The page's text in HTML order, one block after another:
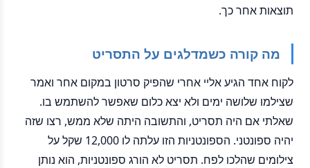
תוצאות אחר כך.
מה קורה כשמדלגים על התסריט
לקוח אחד הגיע אליי אחרי שהפיק סרטון במקום אחר ואמר
שצילמו שלושה ימים ולא יצא כלום שאפשר להשתמש בו.
שאלתי אם היה תסריט, והתשובה היתה שלא ממש, רצו שזה
יהיה ספונטני. הספונטניות הזו עלתה לו 12,000 שקל על
צילומים שהלכו לפח. תסריט לא הורג ספונטניות, הוא נותן